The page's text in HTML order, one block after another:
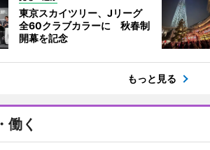
東京スカイツリー、Jリーグ
全60クラブカラーに 秋春制
開幕を記念
もっと見る
働く